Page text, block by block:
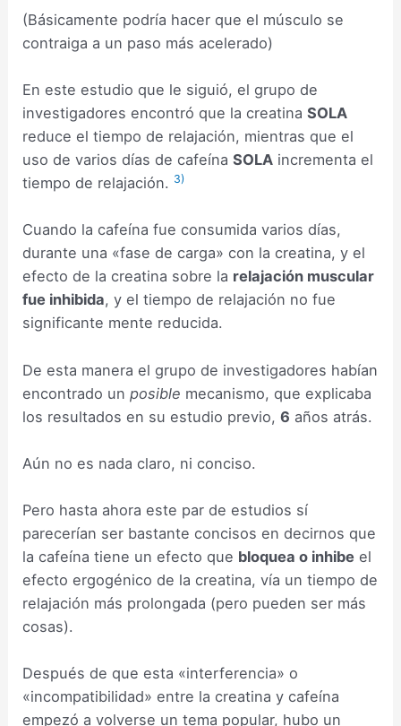
(Básicamente podría hacer que el músculo se
contraiga a un paso más acelerado)
En este estudio que le siguió, el grupo de
investigadores encontró que la creatinaSOLA
reduce el tiempo de relajación, mientras que el
uso de varios días de cafeínaSOLA incrementa el
tiempo de relajación. 3)
Cuando la cafeína fue consumida varios días,
durante una «fase de carga» con la creatina, y el
efecto de la creatina sobre la relajación muscular
fue inhibida, y el tiempo de relajación no fue
significante mente reducida.
De esta manera el grupo de investigadores habían
encontrado unposible mecanismo, que explicaba
los resultados en su estudio previo,6 años atrás.
Aún no es nada claro, ni conciso.
Pero hasta ahora este par de estudios sí
parecerían ser bastante concisos en decirnos que
la cafeína tiene un efecto que bloquea o inhibe el
efecto ergogénico de la creatina, vía un tiempo de
relajación más prolongada (pero pueden ser más
cosas).
Después de que esta «interferencia» o
«incompatibilidad» entre la creatina y cafeína
empezó a volverse un tema popular, hubo un